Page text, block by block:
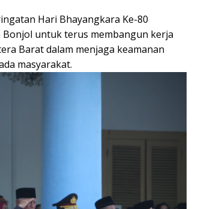
Hari Bhayangkara Ke-80
untuk terus membangun kerja
Barat dalam menjaga keamanan
masyarakat.